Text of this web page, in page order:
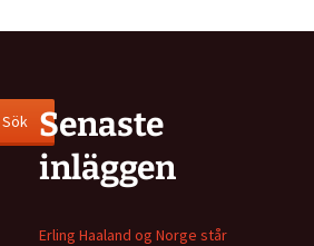
Sök
Senaste
inläggen
Erling Haaland og Norge står